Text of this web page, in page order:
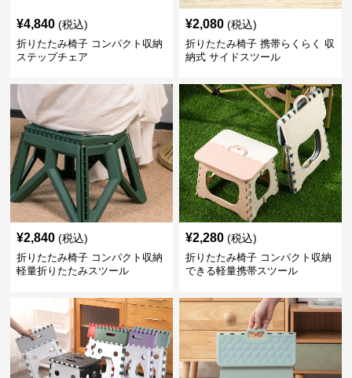
¥4,840 (税込)
折りたたみ椅子 コンパクト収納
ステップチェア
¥2,080 (税込)
折りたたみ椅子 携帯らくらく 収
納式 サイドスツール
¥2,840 (税込)
折りたたみ椅子 コンパクト収納
軽量折りたたみスツール
¥2,280 (税込)
折りたたみ椅子 コンパクト収納
できる軽量携帯スツール